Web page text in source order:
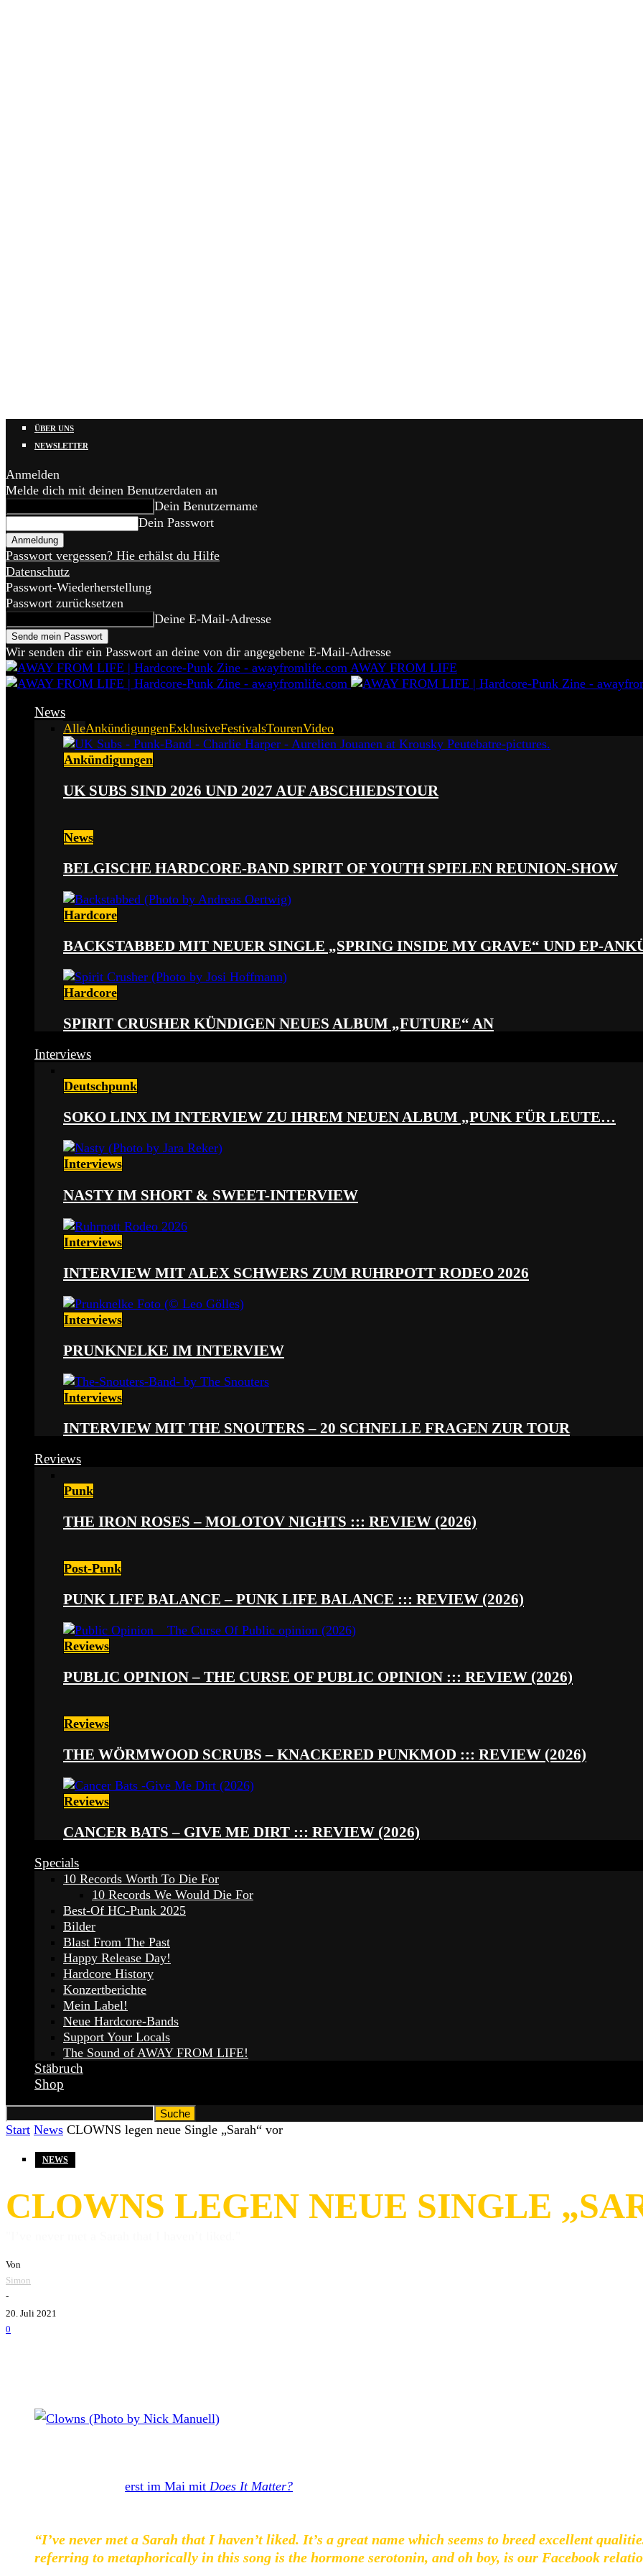
ÜBER UNS
NEWSLETTER
Anmelden
Melde dich mit deinen Benutzerdaten an
Dein Benutzername
Dein Passwort
Passwort vergessen? Hie erhälst du Hilfe
Datenschutz
Passwort-Wiederherstellung
Passwort zurücksetzen
Deine E-Mail-Adresse
Wir senden dir ein Passwort an deine von dir angegebene E-Mail-Adresse
AWAY FROM LIFE
News
AlleAnkündigungenExklusiveFestivalsTourenVideo
Ankündigungen
UK SUBS SIND 2026 UND 2027 AUF ABSCHIEDSTOUR
News
BELGISCHE HARDCORE-BAND SPIRIT OF YOUTH SPIELEN REUNION-SHOW
Hardcore
BACKSTABBED MIT NEUER SINGLE „SPRING INSIDE MY GRAVE“ UND EP-
Hardcore
SPIRIT CRUSHER KÜNDIGEN NEUES ALBUM „FUTURE“ AN
Interviews
Deutschpunk
SOKO LINX IM INTERVIEW ZU IHREM NEUEN ALBUM „PUNK FÜR LEUTE…
Interviews
NASTY IM SHORT & SWEET-INTERVIEW
Interviews
INTERVIEW MIT ALEX SCHWERS ZUM RUHRPOTT RODEO 2026
Interviews
PRUNKNELKE IM INTERVIEW
Interviews
INTERVIEW MIT THE SNOUTERS – 20 SCHNELLE FRAGEN ZUR TOUR
Reviews
Punk
THE IRON ROSES – MOLOTOV NIGHTS ::: REVIEW (2026)
Post-Punk
PUNK LIFE BALANCE – PUNK LIFE BALANCE ::: REVIEW (2026)
Reviews
PUBLIC OPINION – THE CURSE OF PUBLIC OPINION ::: REVIEW (2026)
Reviews
THE WÖRMWOOD SCRUBS – KNACKERED PUNKMOD ::: REVIEW (2026)
Reviews
CANCER BATS – GIVE ME DIRT ::: REVIEW (2026)
Specials
10 Records Worth To Die For
10 Records We Would Die For
Best-Of HC-Punk 2025
Bilder
Blast From The Past
Happy Release Day!
Hardcore History
Konzertberichte
Mein Label!
Neue Hardcore-Bands
Support Your Locals
The Sound of AWAY FROM LIFE!
Stäbruch
Shop
Start News CLOWNS legen neue Single „Sarah“ vor
NEWS
CLOWNS LEGEN NEUE SINGLE
Von
Simon
-
20. Juli 2021
0
erst im Mai mit Does It Matter?
“I’ve never met a Sarah that I haven’t liked. It’s a great name which seems to breed excellent
referring to metaphorically in this song is the hormone serotonin, and oh boy, is our Facebook